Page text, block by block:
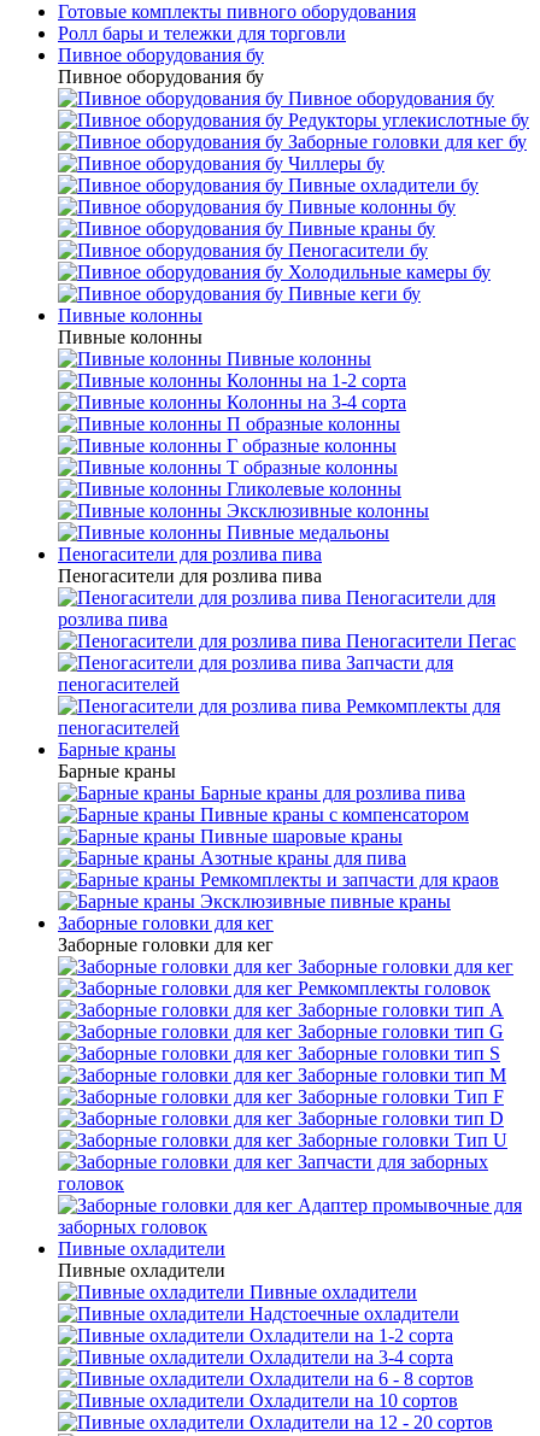
Готовые комплекты пивного оборудования
Ролл бары и тележки для торговли
Пивное оборудования бу
Пивное оборудования бу
Пивное оборудования бу
Редукторы углекислотные бу
Заборные головки для кег бу
Чиллеры бу
Пивные охладители бу
Пивные колонны бу
Пивные краны бу
Пеногасители бу
Холодильные камеры бу
Пивные кеги бу
Пивные колонны
Пивные колонны
Пивные колонны
Колонны на 1-2 сорта
Колонны на 3-4 сорта
П образные колонны
Г образные колонны
Т образные колонны
Гликолевые колонны
Эксклюзивные колонны
Пивные медальоны
Пеногасители для розлива пива
Пеногасители для розлива пива
Пеногасители для
розлива пива
Пеногасители Пегас
Запчасти для
пеногасителей
Ремкомплекты для
пеногасителей
Барные краны
Барные краны
Барные краны для розлива пива
Пивные краны с компенсатором
Пивные шаровые краны
Азотные краны для пива
Ремкомплекты и запчасти для краов
Эксклюзивные пивные краны
Заборные головки для кег
Заборные головки для кег
Заборные головки для кег
Ремкомплекты головок
Заборные головки тип А
Заборные головки тип G
Заборные головки тип S
Заборные головки тип М
Заборные головки Тип F
Заборные головки тип D
Заборные головки Тип U
Запчасти для заборных
головок
Адаптер промывочные для
заборных головок
Пивные охладители
Пивные охладители
Пивные охладители
Надстоечные охладители
Охладители на 1-2 сорта
Охладители на 3-4 сорта
Охладители на 6 - 8 сортов
Охладители на 10 сортов
Охладители на 12 - 20 сортов